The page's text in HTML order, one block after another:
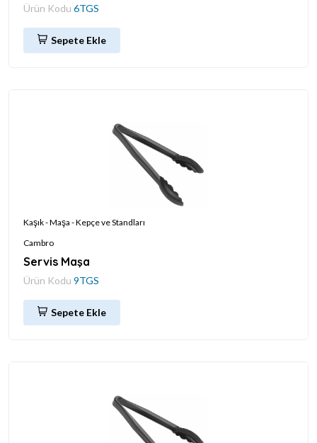
Ürün Kodu 6TGS
Sepete Ekle
Kaşık - Maşa - Kepçe ve Standları
Cambro
Servis Maşa
Ürün Kodu 9TGS
Sepete Ekle